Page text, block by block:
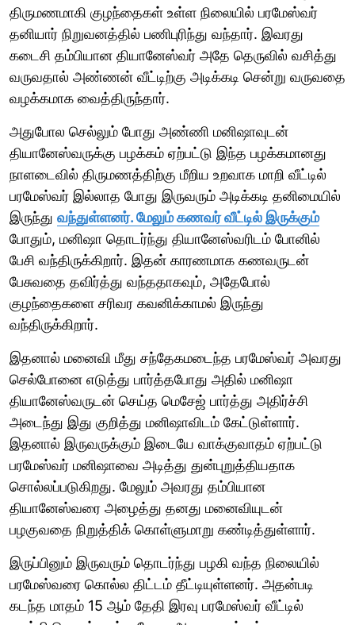
திருமணமாகி குழந்தைகள் உள்ள நிலையில் பரமேஸ்வர்
தனியார் நிறுவனத்தில் பணிபுரிந்து வந்தார். இவரது
கடைசி தம்பியான தியானேஸ்வர் அதே தெருவில் வசித்து
வருவதால் அண்ணன் வீட்டிற்கு அடிக்கடி சென்று வருவதை
வழக்கமாக வைத்திருந்தார்.
அதுபோல செல்லும் போது அண்ணி மனிஷாவுடன்
தியானேஸ்வருக்கு பழக்கம் ஏற்பட்டு இந்த பழக்கமானது
நாளடைவில் திருமணத்திற்கு மீறிய உறவாக மாறி வீட்டில்
பரமேஸ்வர் இல்லாத போது இருவரும் அடிக்கடி தனிமையில்
இருந்து வந்துள்ளனர். மேலும் கணவர் வீட்டில் இருக்கும்
போதும், மனிஷா தொடர்ந்து தியானேஸ்வரிடம் போனில்
பேசி வந்திருக்கிறார். இதன் காரணமாக கணவருடன்
பேசுவதை தவிர்த்து வந்ததாகவும், அதேபோல்
குழந்தைகளை சரிவர கவனிக்காமல் இருந்து
வந்திருக்கிறார்.
இதனால் மனைவி மீது சந்தேகமடைந்த பரமேஸ்வர் அவரது
செல்போனை எடுத்து பார்த்தபோது அதில் மனிஷா
தியானேஸ்வருடன் செய்த மெசேஜ் பார்த்து அதிர்ச்சி
அடைந்து இது குறித்து மனிஷாவிடம் கேட்டுள்ளார்.
இதனால் இருவருக்கும் இடையே வாக்குவாதம் ஏற்பட்டு
பரமேஸ்வர் மனிஷாவை அடித்து துன்புறுத்தியதாக
சொல்லப்படுகிறது. மேலும் அவரது தம்பியான
தியானேஸ்வரை அழைத்து தனது மனைவியுடன்
பழகுவதை நிறுத்திக் கொள்ளுமாறு கண்டித்துள்ளார்.
இருப்பினும் இருவரும் தொடர்ந்து பழகி வந்த நிலையில்
பரமேஸ்வரை கொல்ல திட்டம் தீட்டியுள்ளனர். அதன்படி
கடந்த மாதம் 15 ஆம் தேதி இரவு பரமேஸ்வர் வீட்டில்